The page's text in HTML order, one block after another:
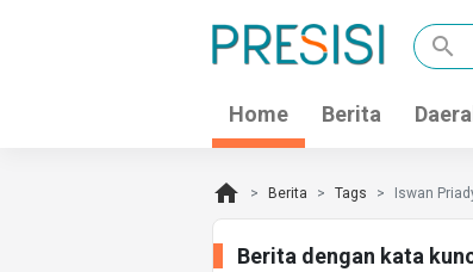
search
Home Berita
home Berita Tags Iswan
Berita dengan kata